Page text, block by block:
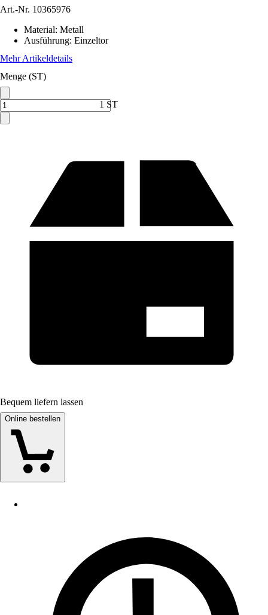
Art.-Nr. 10365976
Material: Metall
Ausführung: Einzeltor
Mehr Artikeldetails
Menge (ST)
1 ST
Bequem liefern lassen
Online bestellen